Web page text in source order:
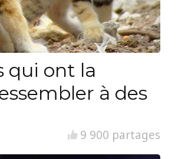
qui ont la
à des
9 900 partages